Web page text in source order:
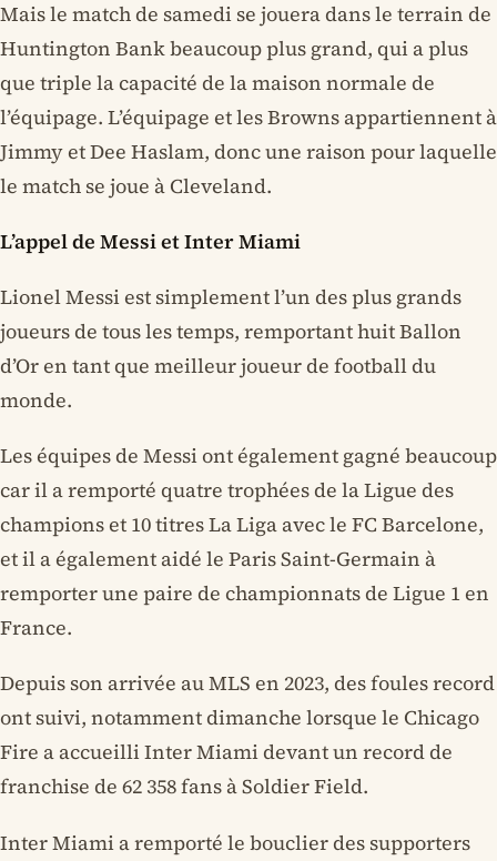
Mais le match de samedi se jouera dans le terrain de
Huntington Bank beaucoup plus grand, qui a plus
que triple la capacité de la maison normale de
l’équipage. L’équipage et les Browns appartiennent à
Jimmy et Dee Haslam, donc une raison pour laquelle
le match se joue à Cleveland.
L’appel de Messi et Inter Miami
Lionel Messi est simplement l’un des plus grands
joueurs de tous les temps, remportant huit Ballon
d’Or en tant que meilleur joueur de football du
monde.
Les équipes de Messi ont également gagné beaucoup
car il a remporté quatre trophées de la Ligue des
champions et 10 titres La Liga avec le FC Barcelone,
et il a également aidé le Paris Saint-Germain à
remporter une paire de championnats de Ligue 1 en
France.
Depuis son arrivée au MLS en 2023, des foules record
ont suivi, notamment dimanche lorsque le Chicago
Fire a accueilli Inter Miami devant un record de
franchise de 62 358 fans à Soldier Field.
Inter Miami a remporté le bouclier des supporters